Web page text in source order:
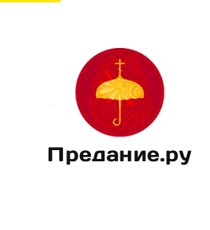
Предание.ру